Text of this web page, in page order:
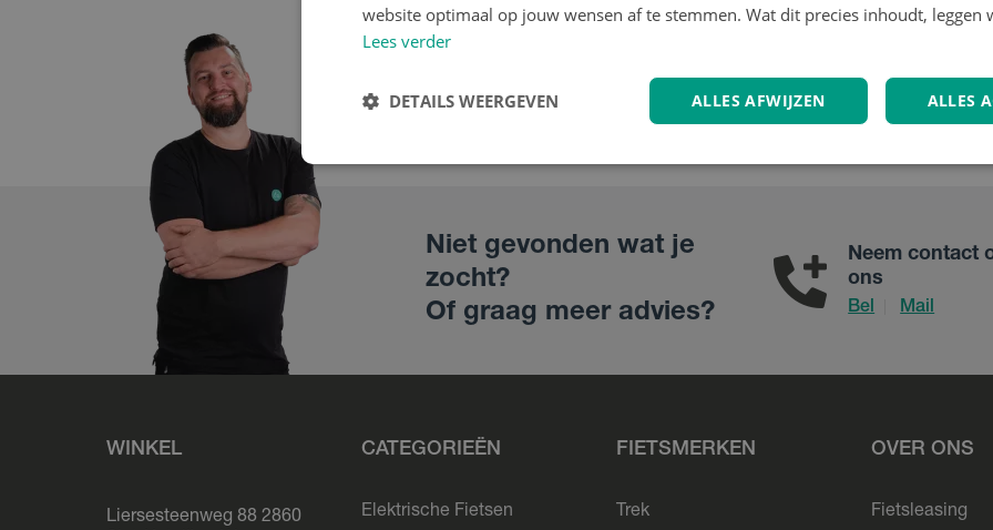
Cargokarren | Chamizo
Niet gevonden wat je
zocht?
Of graag meer advies?
Neem contact
ons
Bel Mail
WINKEL
Liersesteenweg 88 2860
CATEGORIEËN
Elektrische Fietsen
FIETSMERKEN
Trek
OVER ONS
Fietsleasing
website optimaal op jouw wensen af te stemmen. Wat dit precies inhoudt, leggen
Lees verder
ALLES
ALLES AFWIJZEN
DETAILS WEERGEVEN